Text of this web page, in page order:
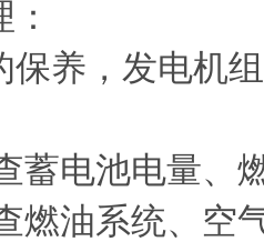
保养，发电机
蓄电池电量、
燃油系统、空